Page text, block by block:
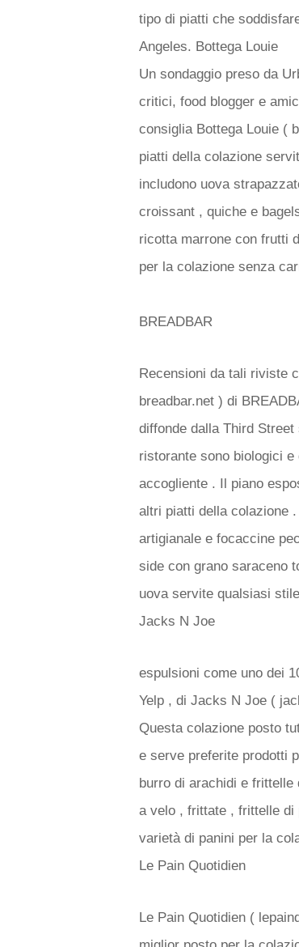
tipo di piatti che
Angeles. Bottega Louie
Un sondaggio preso da
critici, food blogger e
consiglia Bottega Louie (
piatti della colazione
includono uova
croissant , quiche e
ricotta marrone con frutti
per la colazione senza
BREADBAR
Recensioni da tali riviste
breadbar.net ) di
diffonde dalla Third
ristorante sono biologici
accogliente . Il piano
altri piatti della colazione
artigianale e focaccine
side con grano saraceno
uova servite qualsiasi
Jacks N Joe
espulsioni come uno dei
Yelp , di Jacks N Joe (
Questa colazione posto
e serve preferite prodotti
burro di arachidi e
a velo , frittate , frittelle di
varietà di panini per la
Le Pain Quotidien
Le Pain Quotidien (